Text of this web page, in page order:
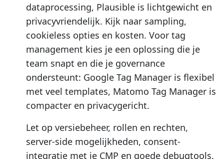
dataprocessing, Plausible is lichtgewicht en
privacyvriendelijk. Kijk naar sampling,
cookieless opties en kosten. Voor tag
management kies je een oplossing die je
team snapt en die je governance
ondersteunt: Google Tag Manager is flexibel
met veel templates, Matomo Tag Manager is
compacter en privacygericht.
Let op versiebeheer, rollen en rechten,
server-side mogelijkheden, consent-
integratie met je CMP en goede debugtools.